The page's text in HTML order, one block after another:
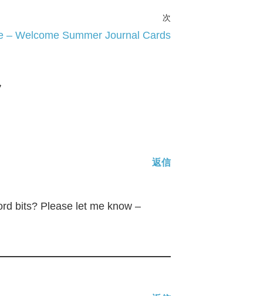
次
– Welcome Summer Journal Cards
返信
bits? Please let me know –